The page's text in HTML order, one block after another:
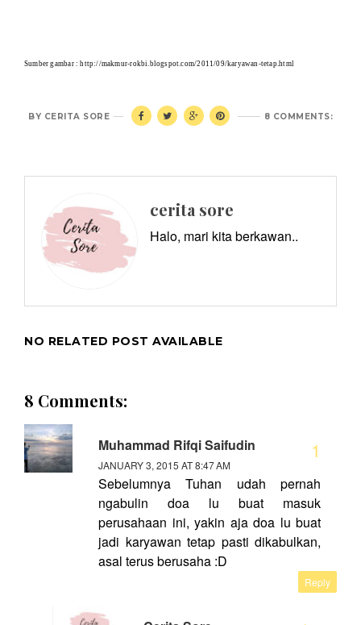
Sumber gambar : http://makmur-rokbi.blogspot.com/2011/09/karyawan-tetap.html
8 COMMENTS:
BY CERITA SORE
cerita sore
Halo, mari kita berkawan..
NO RELATED POST AVAILABLE
8 Comments:
Muhammad Rifqi Saifudin
JANUARY 3, 2015 AT 8:47 AM
Sebelumnya Tuhan udah pernah
ngabulin doa lu buat masuk
perusahaan ini, yakin aja doa lu buat
jadi karyawan tetap pasti dikabulkan,
asal terus berusaha :D
Reply